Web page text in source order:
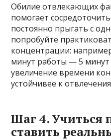
Обилие отвлекающих
помогает
постоянно прыгать с
попробуйте
концентрации:
минут работы — 5
увеличение времени
устойчивее к
Шаг 4. Учиться
ставить